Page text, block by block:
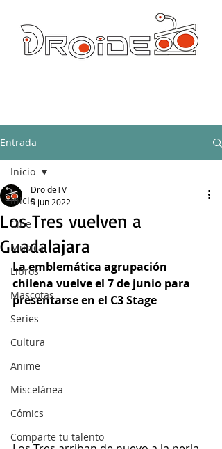
Entrada
Inicio
Cine
Música
Libros
Mascotas
Series
Cultura
Anime
Miscelánea
Cómics
Comparte tu talento
Inicio
Los Tres vuelven a
Guadalajara
DroideTV
5 jun 2022
La emblemática agrupación
chilena vuelve el 7 de junio para
presentarse en el C3 Stage